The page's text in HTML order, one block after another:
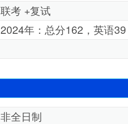
联考 +复试
2024年：总分162，英语
非全日制